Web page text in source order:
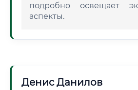
подробно освещает
аспекты.
Денис Данилов